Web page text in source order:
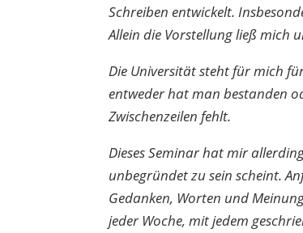
Schreiben entwickelt.
Allein die Vorstellung ließ mich
Die Universität steht für mich
entweder hat man bestanden
Zwischenzeilen fehlt.
Dieses Seminar hat mir
unbegründet zu sein scheint.
Gedanken, Worten und
jeder Woche, mit jedem